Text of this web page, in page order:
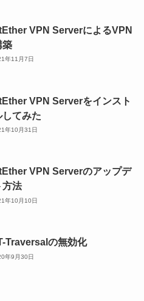
VPN ServerによるVPN
築
年11月7日
VPN Serverをインスト
してみた
年10月31日
VPN Serverのアップデ
方法
年10月10日
Traversalの無効化
年9月30日